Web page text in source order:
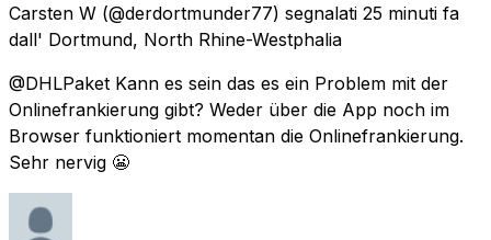
Carsten W (@derdortmunder77) segnalati 25 minuti fa
dall' Dortmund, North Rhine-Westphalia
@DHLPaket Kann es sein das es ein Problem mit der
Onlinefrankierung gibt? Weder über die App noch im
Browser funktioniert momentan die Onlinefrankierung.
Sehr nervig 😬